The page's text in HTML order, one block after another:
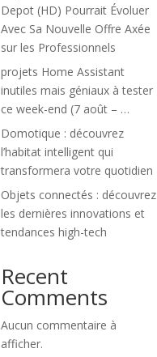
Depot (HD) Pourrait Évoluer
Avec Sa Nouvelle Offre Axée
sur les Professionnels
projets Home Assistant
inutiles mais géniaux à tester
ce week-end (7 août – …
Domotique : découvrez
l’habitat intelligent qui
transformera votre quotidien
Objets connectés : découvrez
les dernières innovations et
tendances high-tech
Recent
Comments
Aucun commentaire à
afficher.